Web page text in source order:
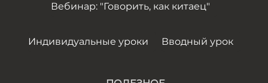
Вебинар: "Говорить, как китаец"
Индивидуальные уроки Вводный урок